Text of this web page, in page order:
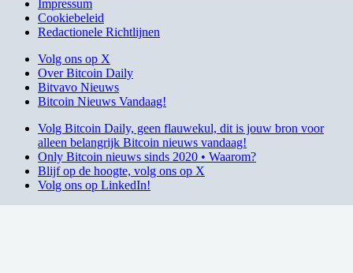
Impressum
Cookiebeleid
Redactionele Richtlijnen
Volg ons op X
Over Bitcoin Daily
Bitvavo Nieuws
Bitcoin Nieuws Vandaag!
Volg Bitcoin Daily, geen flauwekul, dit is jouw bron voor
alleen belangrijk Bitcoin nieuws vandaag!
Only Bitcoin nieuws sinds 2020 • Waarom?
Blijf op de hoogte, volg ons op X
Volg ons op LinkedIn!